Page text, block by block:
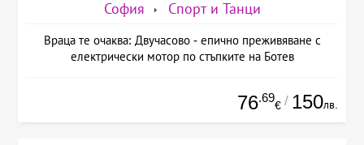
София Спорт и Танци
Враца те очаква: Двучасово - епично преживяване с
електрически мотор по стъпките на Ботев
76.69
€ / 150лв.